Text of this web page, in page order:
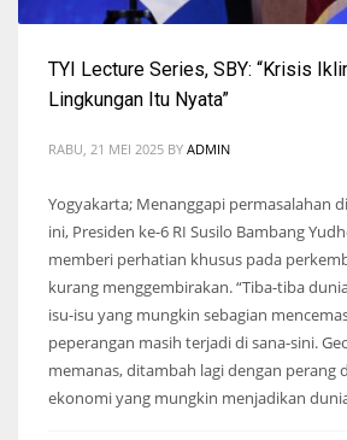
TYI Lecture Series, SBY: “Krisis
Lingkungan Itu Nyata”
RABU, 21 MEI 2025 BY ADMIN
Yogyakarta; Menanggapi permasalahan
ini, Presiden ke-6 RI Susilo Bambang
memberi perhatian khusus pada
kurang menggembirakan. “Tiba-tiba
isu-isu yang mungkin sebagian
peperangan masih terjadi di sana-sini.
memanas, ditambah lagi dengan perang
ekonomi yang mungkin menjadikan